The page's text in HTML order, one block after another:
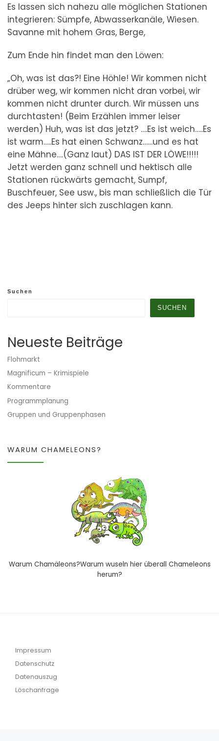
Es lassen sich nahezu alle möglichen Stationen
integrieren: Sümpfe, Abwasserkanäle, Wiesen.
Savanne mit hohem Gras, Berge,
Zum Ende hin findet man den Löwen:
„Oh, was ist das?! Eine Höhle! Wir kommen nicht
drüber weg, wir kommen nicht dran vorbei, wir
kommen nicht drunter durch. Wir müssen uns
durchtasten! (Beim Erzählen immer leiser
werden) Huh, was ist das jetzt? ….Es ist weich…..Es
ist warm…..Es hat einen Schwanz……und es hat
eine Mähne….(Ganz laut) DAS IST DER LÖWE!!!!!
Jetzt werden ganz schnell und hektisch alle
Stationen rückwärts gemacht, Sumpf,
Buschfeuer, See usw., bis man schließlich die Tür
des Jeeps hinter sich zuschlagen kann.
Suchen
SUCHEN
Neueste Beiträge
Flohmarkt
Magnificum – Krimispiele
Kommentare
Programmplanung
Gruppen und Gruppenphasen
WARUM CHAMELEONS?
Warum Chamäleons?Warum wuseln hier überall Chameleons
herum?
Impressum
Datenschutz
Datenauszug
Löschanfrage